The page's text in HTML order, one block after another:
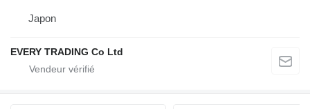
Japon
EVERY TRADING Co Ltd